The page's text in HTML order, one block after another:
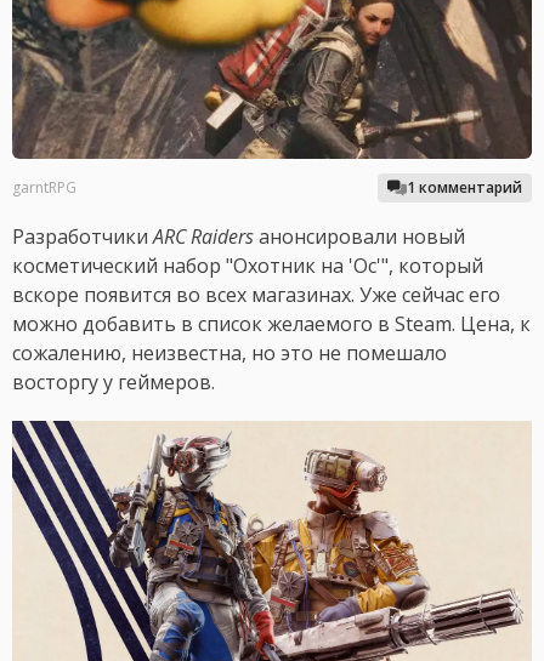
garntRPG 1 комментарий
РазработчикиARC Raidersанонсировали новый
косметический набор "Охотник на 'Ос'", который
вскоре появится во всех магазинах. Уже сейчас его
можно добавить в список желаемого в Steam. Цена, к
сожалению, неизвестна, но это не помешало
восторгу у геймеров.